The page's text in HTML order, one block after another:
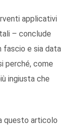
applicativi
– conclude
fascio e sia data
perché, come
ingiusta che
questo articolo